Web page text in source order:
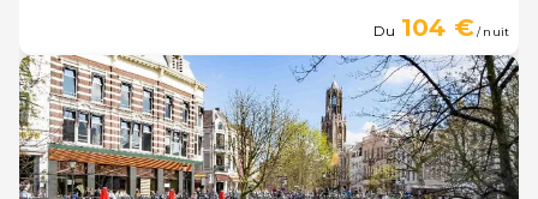
Du 104 €/ nuit